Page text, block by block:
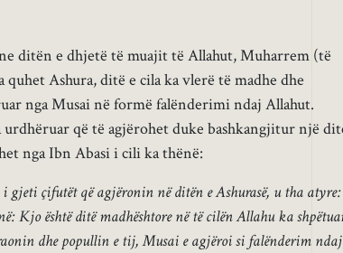
ditën e dhjetë të muajit të Allahut, Muharrem (të
Ashura, ditë e cila ka vlerë të madhe dhe
nga Musai në formë falënderimi ndaj Allahut.
që të agjërohet duke bashkangjitur një
nga Ibn Abasi i cili ka thënë:
gjeti çifutët që agjëronin në ditën e Ashurasë, u tha atyre:
Kjo është ditë madhështore në të cilën Allahu ka
dhe popullin e tij, Musai e agjëroi si falënderim ndaj